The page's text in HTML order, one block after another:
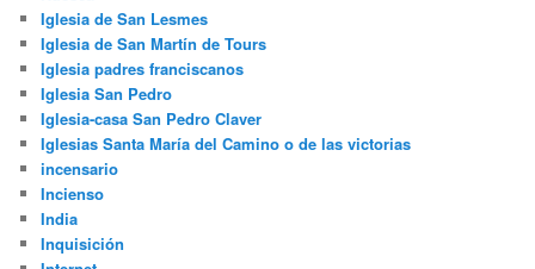
Iglesia de San Lesmes
Iglesia de San Martín de Tours
Iglesia padres franciscanos
Iglesia San Pedro
Iglesia-casa San Pedro Claver
Iglesias Santa María del Camino o de las victorias
incensario
Incienso
India
Inquisición